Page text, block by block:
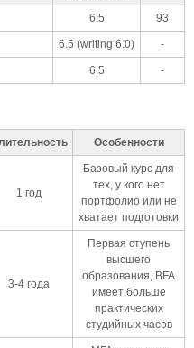
6.5 93
6.5 (writing 6.0) -
6.5 -
Особенности
1 год
Базовый курс для
тех, у кого нет
портфолио или не
хватает подготовки
3-4 года
Первая ступень
высшего
образования, BFA
имеет больше
практических
студийных часов